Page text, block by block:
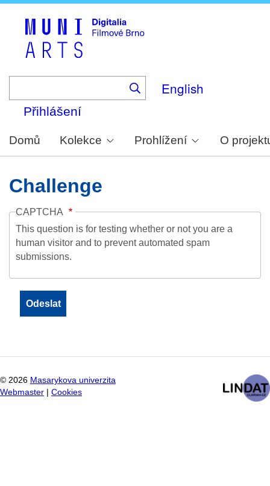
English
Přihlášení
Domů Kolekce Prohlížení O
Challenge
CAPTCHA
This question is for testing whether or not you are a
human visitor and to prevent automated spam
submissions.
© 2026 Masarykova univerzita
Webmaster
Cookies